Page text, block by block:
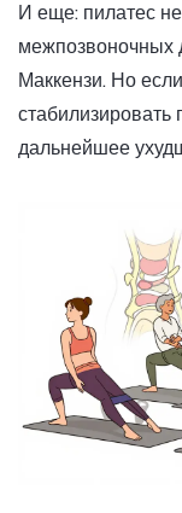
И еще: пилатес
межпозвоночных
Маккензи. Но
стабилизировать
дальнейшее